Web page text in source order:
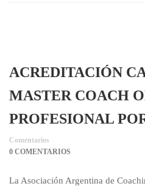
ACREDITACIÓN
MASTER COACH
PROFESIONAL
Comentarios
0 COMENTARIOS
La Asociación Argentina de